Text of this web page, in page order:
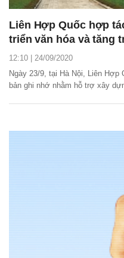
Liên Hợp Quốc hợp
triển văn hóa và tăng
12:10 | 24/09/2020
Ngày 23/9, tại Hà Nội, Liên Hợp
bản ghi nhớ nhằm hỗ trợ xây